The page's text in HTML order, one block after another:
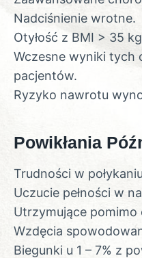
Nadciśnienie wrotne.
Otyłość z BMI > 35
Wczesne wyniki tych
pacjentów.
Ryzyko nawrotu
Powikłania
Trudności w
Uczucie pełności w
Utrzymujące
Wzdęcia
Biegunki u 1 – 7% z